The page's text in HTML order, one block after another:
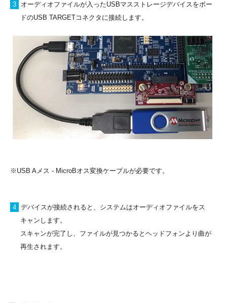
3
オーディオファイルが入ったUSBマスストレージデバイスをボー
ドのUSB TARGETコネクタに接続します。
※USB Aメス - MicroBオス変換ケーブルが必要です。
4 デバイスが接続されると、システムはオーディオファイルをス
キャンします。
スキャンが完了し、ファイルが見つかるとヘッドフォンより曲が
再生されます。